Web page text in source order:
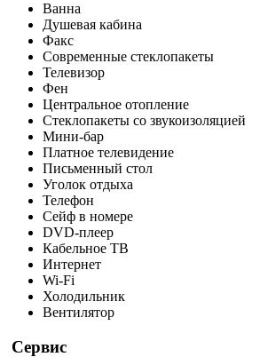
Ванна
Душевая кабина
Факс
Современные стеклопакеты
Телевизор
Фен
Центральное отопление
Стеклопакеты со звукоизоляцией
Мини-бар
Платное телевидение
Письменный стол
Уголок отдыха
Телефон
Сейф в номере
DVD-плеер
Кабельное ТВ
Интернет
Wi-Fi
Холодильник
Вентилятор
Сервис